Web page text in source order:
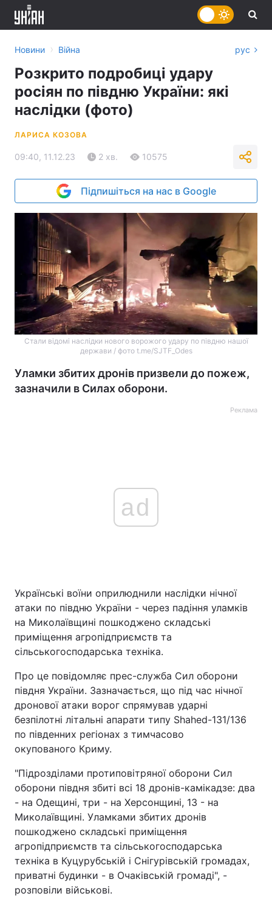
Головна Війна
Україна Політика
Економіка Світ
Спорт Наука
Техно і зв'язок Лайт
Зброя Інциденти
Здоров'я
Цікавинки Погода
Екологія Регіони
Лонгріди
Відео з Youtube Статті
Новини › Війна рус
Розкрито подробиці удару
росіян по півдню України: які
наслідки (фото)
ЛАРИСА КОЗОВА
09:40, 11.12.23 2 хв. 10575
Підпишіться на нас в Google
Стали відомі наслідки нового ворожого удару по півдню нашої
держави / фото t.me/SJTF_Odes
Уламки збитих дронів призвели до пожеж,
зазначили в Силах оборони.
Реклама
ad
Українські воїни оприлюднили наслідки нічної
атаки по півдню України - через падіння уламків
на Миколаївщині пошкоджено складські
приміщення агропідприємств та
сільськогосподарська техніка.
Про це повідомляє прес-служба Сил оборони
півдня України. Зазначається, що під час нічної
дронової атаки ворог спрямував ударні
безпілотні літальні апарати типу Shahed-131/136
по південних регіонах з тимчасово
окупованого Криму.
"Підрозділами протиповітряної оборони Сил
оборони півдня збиті всі 18 дронів-камікадзе: два
- на Одещині, три - на Херсонщині, 13 - на
Миколаївщині. Уламками збитих дронів
пошкоджено складські приміщення
агропідприємств та сільськогосподарська
техніка в Куцурубській і Снігурівській громадах,
приватні будинки - в Очаківській громаді", -
розповіли військові.